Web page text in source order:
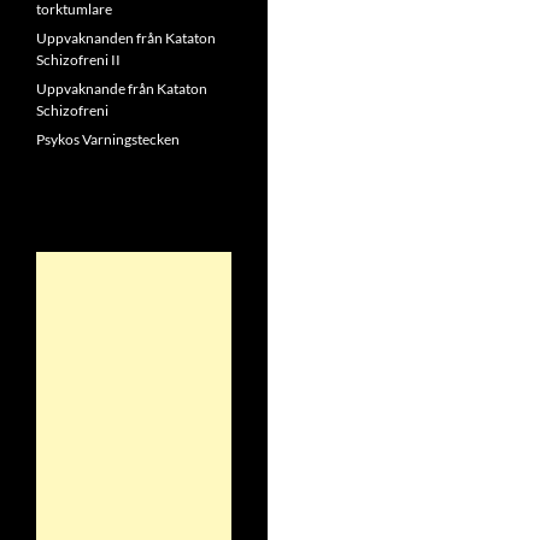
torktumlare
Uppvaknanden från Kataton
Schizofreni II
Uppvaknande från Kataton
Schizofreni
Psykos Varningstecken